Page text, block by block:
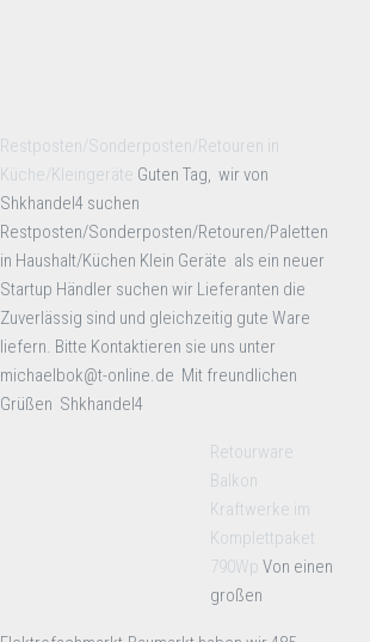
Restposten/Sonderposten/Retouren in
Küche/Kleingeräte Guten Tag, wir von
Shkhandel4 suchen
Restposten/Sonderposten/Retouren/Paletten
in Haushalt/Küchen Klein Geräte als ein neuer
Startup Händler suchen wir Lieferanten die
Zuverlässig sind und gleichzeitig gute Ware
liefern. Bitte Kontaktieren sie uns unter
michaelbok@t-online.de Mit freundlichen
Grüßen Shkhandel4
Retourware
Balkon
Kraftwerke im
Komplettpaket
790Wp Von einen
großen